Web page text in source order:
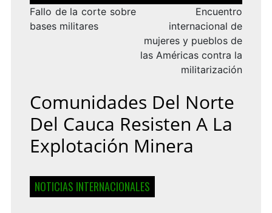
entradas
Fallo de la corte sobre
bases militares
Encuentro
internacional de
mujeres y pueblos de
las Américas contra la
militarización
Comunidades Del Norte
Del Cauca Resisten A La
Explotación Minera
NOTICIAS INTERNACIONALES